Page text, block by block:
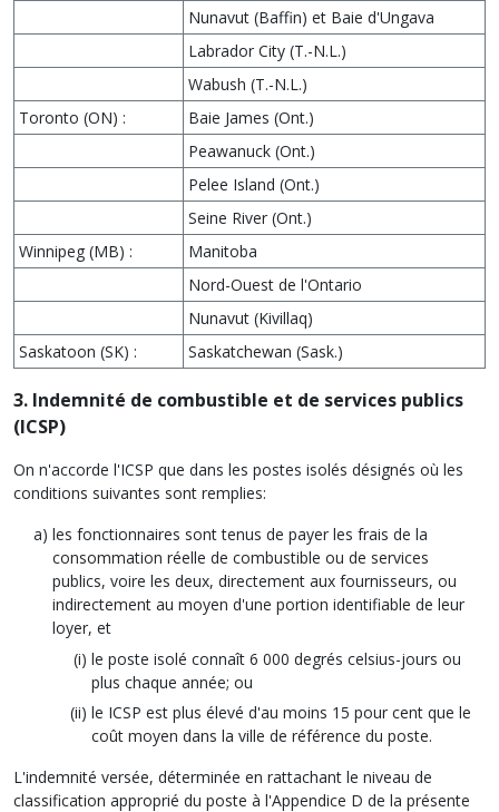
Nunavut (Baffin) et Baie d'Ungava
Labrador City (T.-N.L.)
Wabush (T.-N.L.)
Toronto (ON) :
Baie James (Ont.)
Peawanuck (Ont.)
Pelee Island (Ont.)
Seine River (Ont.)
Winnipeg (MB) :
Manitoba
Nord-Ouest de l'Ontario
Nunavut (Kivillaq)
Saskatoon (SK) :
Saskatchewan (Sask.)
3. Indemnité de combustible et de services publics
(ICSP)
On n'accorde l'ICSP que dans les postes isolés désignés où les
conditions suivantes sont remplies:
les fonctionnaires sont tenus de payer les frais de la
consommation réelle de combustible ou de services
publics, voire les deux, directement aux fournisseurs, ou
indirectement au moyen d'une portion identifiable de leur
loyer, et
le poste isolé connaît 6 000 degrés celsius-jours ou
plus chaque année; ou
le ICSP est plus élevé d'au moins 15 pour cent que le
coût moyen dans la ville de référence du poste.
L'indemnité versée, déterminée en rattachant le niveau de
classification approprié du poste à l'Appendice D de la présente